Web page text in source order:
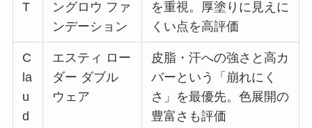
T
ングロウ ファ
ンデーション
を重視。厚塗りに見えに
くい点を高評価
C
la
u
d
エスティ ロー
ダー ダブル
ウェア
皮脂・汗への強さと高カ
バーという「崩れにく
さ」を最優先。色展開の
豊富さも評価